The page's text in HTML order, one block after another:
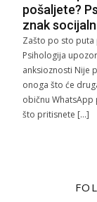
pošaljete?
znak
Zašto po sto
Psihologija
anksioznosti Nije
onoga što će
običnu
što pritisnete […]